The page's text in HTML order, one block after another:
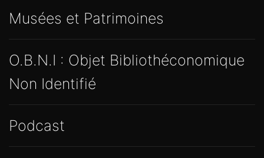
Musées et Patrimoines
O.B.N.I : Objet Bibliothéconomique
Non Identifié
Podcast